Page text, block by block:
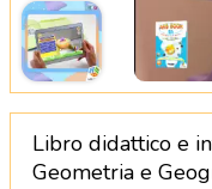
Libro interattivo
Libro didattico e
Geometria e